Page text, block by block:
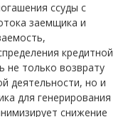
ссуды с
заемщика и
кредитной
не только возврату
деятельности, но и
для генерирования
снижение